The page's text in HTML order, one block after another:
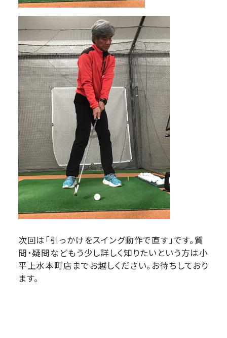
次回は「引っかけをスイング動作で直す」です。質
問・疑問などもう少し詳しく知りたいという方は小
平上水本町店までお越しください。お待ちしており
ます。